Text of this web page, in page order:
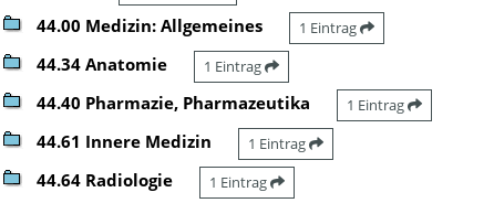
44.00 Medizin: Allgemeines 1 Eintrag
44.34 Anatomie 1 Eintrag
44.40 Pharmazie, Pharmazeutika 1 Eintrag
44.61 Innere Medizin 1 Eintrag
44.64 Radiologie 1 Eintrag